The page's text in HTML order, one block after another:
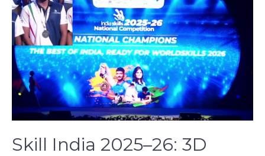
Skill India 2025–26: 3D